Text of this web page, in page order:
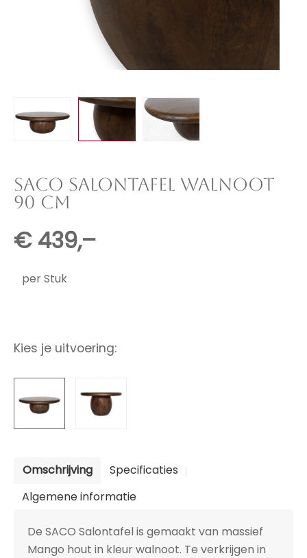
SACO SALONTAFEL WALNOOT
90 CM
€ 439,–
per Stuk
Kies je uitvoering:
Omschrijving
Specificaties
Algemene informatie
De SACO Salontafel is gemaakt van massief
Mango hout in kleur walnoot. Te verkrijgen in